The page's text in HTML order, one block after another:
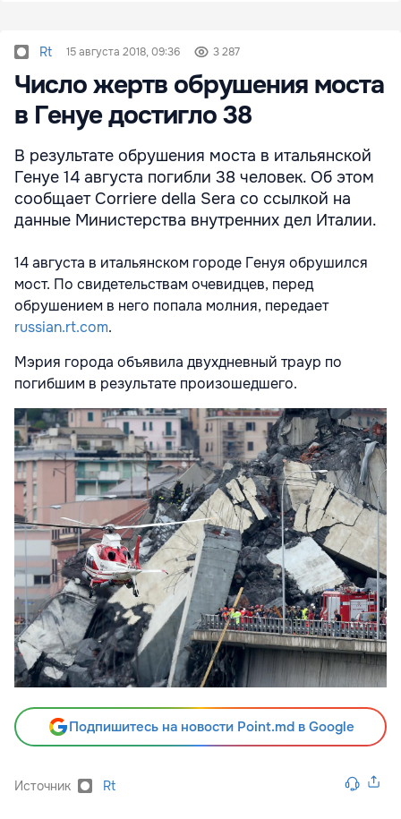
Rt 15 августа 2018, 09:36 3 287
Число жертв обрушения моста
в Генуе достигло 38
В результате обрушения моста в итальянской
Генуе 14 августа погибли 38 человек. Об этом
сообщает Corriere della Sera со ссылкой на
данные Министерства внутренних дел Италии.
14 августа в итальянском городе Генуя обрушился
мост. По свидетельствам очевидцев, перед
обрушением в него попала молния, передает
russian.rt.com.
Мэрия города объявила двухдневный траур по
погибшим в результате произошедшего.
Подпишитесь на новости Point.md в Google
Источник Rt